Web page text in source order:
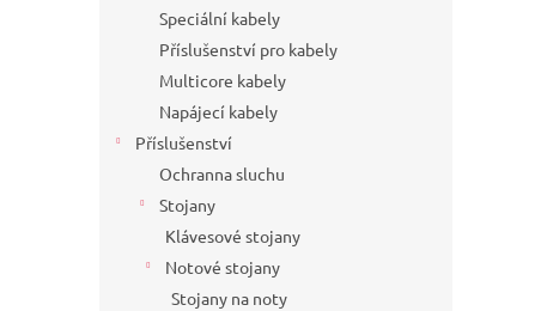
Speciální kabely
Příslušenství pro kabely
Multicore kabely
Napájecí kabely
Příslušenství
Ochranna sluchu
Stojany
Klávesové stojany
Notové stojany
Stojany na noty